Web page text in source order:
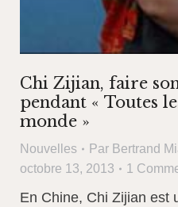
Chi Zijian, faire
pendant « Toutes
monde »
Nouvelles Par Bertrand
octobre 13, 2013
1
En Chine, Chi Zijian est